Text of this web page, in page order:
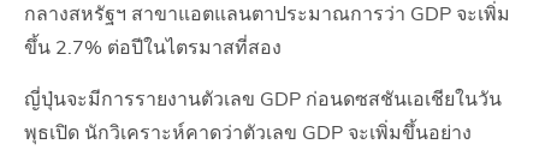
กลางสหรัฐฯ สาขาแอตแลนตาประมาณการว่า GDP จะเพิ่ม
ขึ้น 2.7% ต่อปีในไตรมาสที่สอง
ญี่ปุ่นจะมีการรายงานตัวเลข GDP ก่อนดซสชันเอเชียในวัน
พุธเปิด นักวิเคราะห์คาดว่าตัวเลข GDP จะเพิ่มขึ้นอย่าง